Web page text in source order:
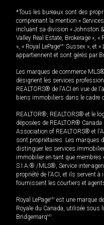
*Tous les bureaux sont des
comprenant la mention «
incluant sa division « Johnston &
Valley Real Estate, Brokerage », «
», « Royal LePageMD Sussex », et
appartiennent et sont gérés par
Les marques de commerce
désignent les services
REALTORS® de l'ACI en vue de
biens immobiliers dans le cadre
REALTOR®, REALTORS® et le
déposées de REALTOR®
Association of REALTORS® et
sont propriétaires. Les marques
distinguer les services
immobilier en tant que membres
S.I.A.® /MLS®, Service inter-
propriété de l'ACI, et ils servent
fournissent les courtiers et
Royal LePageMD est une marque
Royale du Canada, utilisée sous
BridgemarqMD.